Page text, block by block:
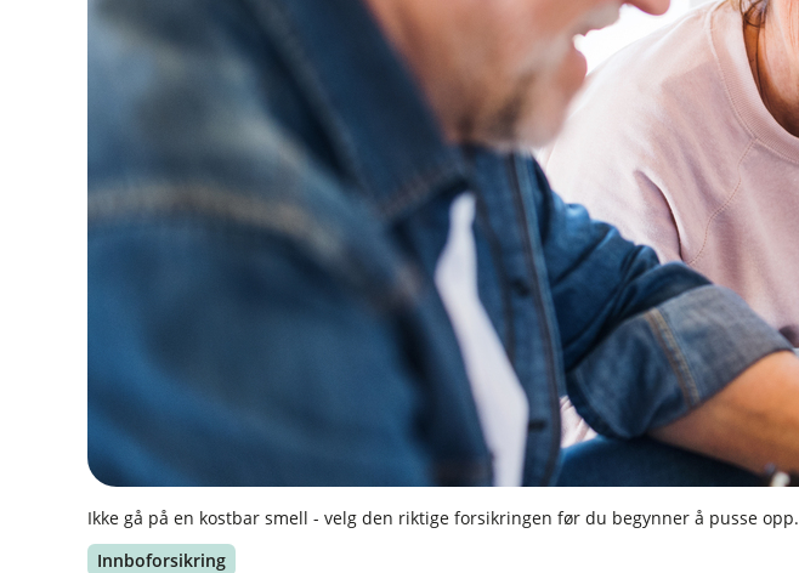
Ikke gå på en kostbar smell - velg den riktige forsikringen før du begynner å pusse opp.
Innboforsikring